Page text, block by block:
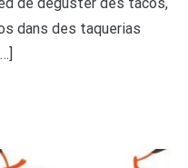
dans des taquerias